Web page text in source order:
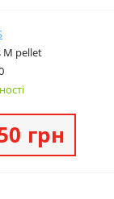
M pellet
грн